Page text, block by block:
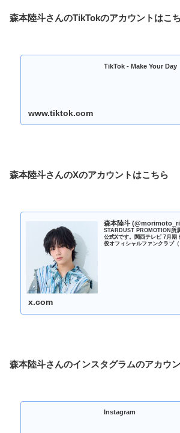
森本陸斗さんのTikTokのアカウントはこ
TikTok - Make Your Day
www.tiktok.com
森本陸斗さんのXのアカウントはこちら
森本陸斗
STARDUST PROMOTION所
公式Xです。関西テレビ 7月期
役オフィシャルファンクラブ
x.com
森本陸斗さんのインスタグラムのアカウ
Instagram